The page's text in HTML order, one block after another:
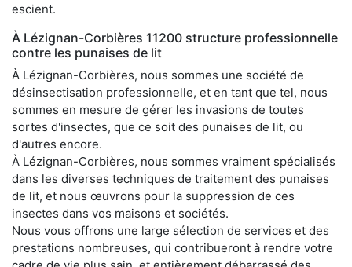
escient.
À Lézignan-Corbières 11200 structure professionnelle
contre les punaises de lit
À Lézignan-Corbières, nous sommes une société de
désinsectisation professionnelle, et en tant que tel, nous
sommes en mesure de gérer les invasions de toutes
sortes d'insectes, que ce soit des punaises de lit, ou
d'autres encore.
À Lézignan-Corbières, nous sommes vraiment spécialisés
dans les diverses techniques de traitement des punaises
de lit, et nous œuvrons pour la suppression de ces
insectes dans vos maisons et sociétés.
Nous vous offrons une large sélection de services et des
prestations nombreuses, qui contribueront à rendre votre